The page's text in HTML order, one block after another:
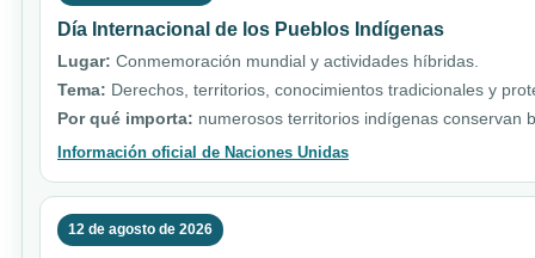
Día Internacional de los Pueblos Indígenas
Lugar: Conmemoración mundial y actividades híbridas.
Tema: Derechos, territorios, conocimientos tradicionales y
Por qué importa: numerosos territorios indígenas conservan
Información oficial de Naciones Unidas
12 de agosto de 2026